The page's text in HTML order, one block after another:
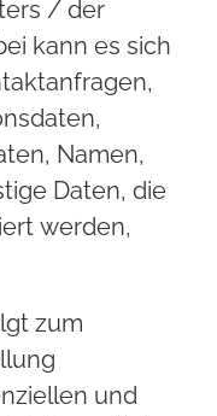
/ der
kann es sich
Namen,
Daten, die
werden,
zum
und